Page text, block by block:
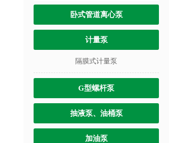
卧式管道离心泵
计量泵
隔膜式计量泵
G型螺杆泵
抽液泵、油桶泵
加油泵